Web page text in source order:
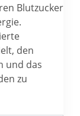
Blutzucker
den
und das
zu